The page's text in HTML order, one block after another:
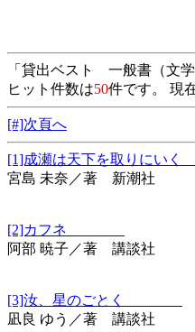
「貸出ベスト 一般書（文学
ヒット件数は50件です。 現
[#]次頁へ
[1]成瀬は天下を取りに
宮島 未奈／著 新潮社
[2]カフネ
阿部 暁子／著 講談社
[3]汝、星のごとく
凪良 ゆう／著 講談社